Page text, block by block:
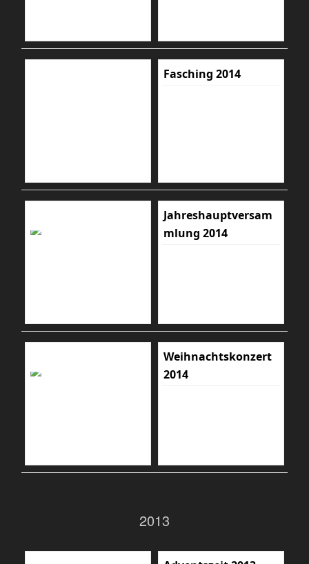
Fasching 2014
Jahreshauptversam
mlung 2014
Weihnachtskonzert
2014
2013